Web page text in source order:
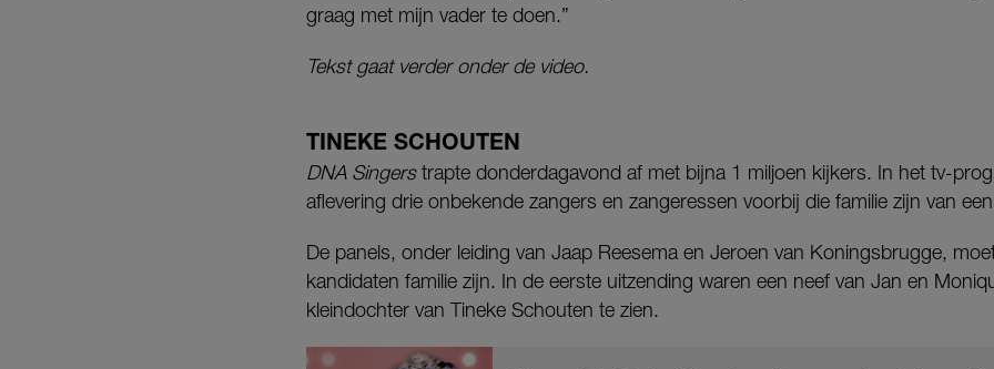
graag met mijn vader te doen.”
Tekst gaat verder onder de video.
TINEKE SCHOUTEN
DNA Singerstrapte donderdagavond af met bijna 1 miljoen kijkers. In het tv-
aflevering drie onbekende zangers en zangeressen voorbij die familie zijn van
De panels, onder leiding van Jaap Reesema en Jeroen van Koningsbrugge,
kandidaten familie zijn. In de eerste uitzending waren een neef van Jan en
kleindochter van Tineke Schouten te zien.